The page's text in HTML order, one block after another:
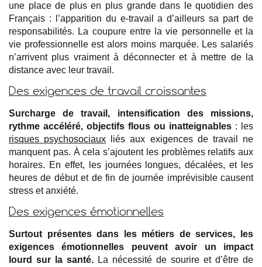
une place de plus en plus grande dans le quotidien des
Français : l’apparition du e-travail a d’ailleurs sa part de
responsabilités. La coupure entre la vie personnelle et la
vie professionnelle est alors moins marquée. Les salariés
n’arrivent plus vraiment à déconnecter et à mettre de la
distance avec leur travail.
Des exigences de travail croissantes
Surcharge de travail, intensification des missions,
rythme accéléré, objectifs flous ou inatteignables : les
risques psychosociaux liés aux exigences de travail ne
manquent pas. À cela s’ajoutent les problèmes relatifs aux
horaires. En effet, les journées longues, décalées, et les
heures de début et de fin de journée imprévisible causent
stress et anxiété.
Des exigences émotionnelles
Surtout présentes dans les métiers de services, les
exigences émotionnelles peuvent avoir un impact
lourd sur la santé. La nécessité de sourire et d’être de